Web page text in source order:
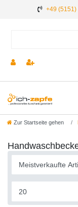
+49 (5151)
Zur Startseite gehen